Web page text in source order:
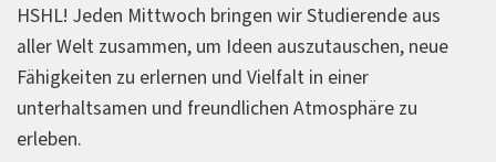
HSHL! Jeden Mittwoch bringen wir Studierende aus
aller Welt zusammen, um Ideen auszutauschen, neue
Fähigkeiten zu erlernen und Vielfalt in einer
unterhaltsamen und freundlichen Atmosphäre zu
erleben.